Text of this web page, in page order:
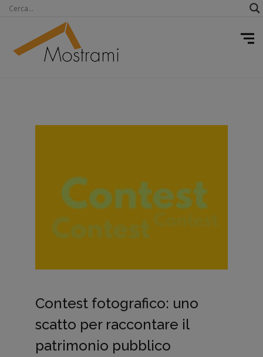
Contest fotografico: uno
scatto per raccontare il
patrimonio pubblico